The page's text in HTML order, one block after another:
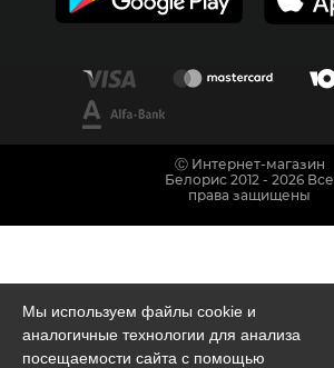
Мы используем файлы cookie и
аналогичные технологии для анализа
посещаемости сайта с помощью
Ⓒ Интернет-магазин
Белорис 2012 - 2026 Все
права защищены